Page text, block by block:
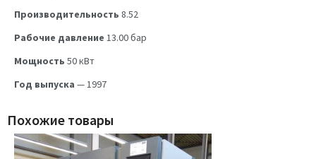
Производительность 8.52
Рабочие давление 13.00бар
Мощность 50кВт
Год выпуска — 1997
Похожие товары